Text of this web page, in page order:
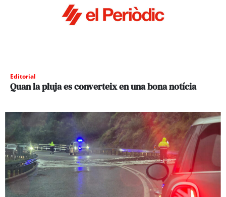
Editorial
Quan la pluja es converteix en una bona notícia